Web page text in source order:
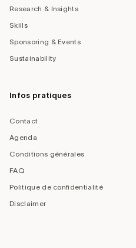
Research & Insights
Skills
Sponsoring & Events
Sustainability
Infos pratiques
Contact
Agenda
Conditions générales
FAQ
Politique de confidentialité
Disclaimer